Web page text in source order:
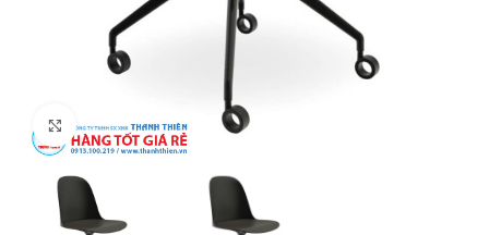
Click to enlarge